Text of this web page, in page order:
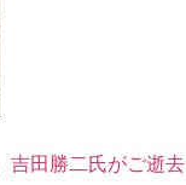
吉田勝二氏がご逝去